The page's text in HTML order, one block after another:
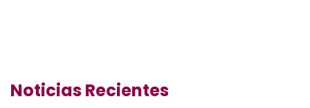
Noticias Recientes